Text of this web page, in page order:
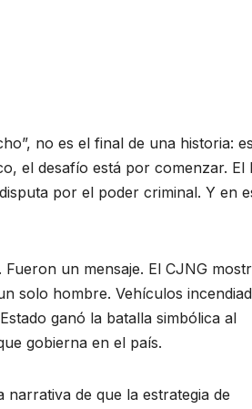
no es el final de una historia:
el desafío está por comenzar. El
por el poder criminal. Y en
un mensaje. El CJNG
solo hombre. Vehículos
ganó la batalla simbólica al
gobierna en el país.
de que la estrategia de